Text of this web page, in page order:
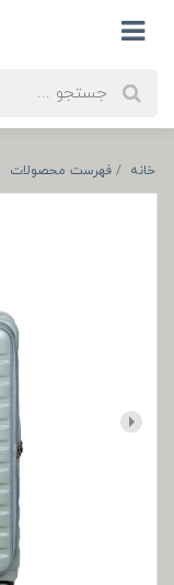
خانه فهرست محصولات